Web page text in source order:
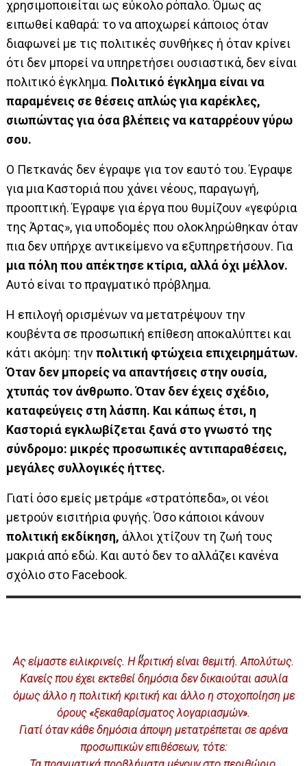
χρησιμοποιείται ως εύκολο ρόπαλο. Όμως ας
ειπωθεί καθαρά: το να αποχωρεί κάποιος όταν
διαφωνεί με τις πολιτικές συνθήκες ή όταν κρίνει
ότι δεν μπορεί να υπηρετήσει ουσιαστικά, δεν είναι
πολιτικό έγκλημα. Πολιτικό έγκλημα είναι να
παραμένεις σε θέσεις απλώς για καρέκλες,
σιωπώντας για όσα βλέπεις να καταρρέουν γύρω
σου.
Ο Πετκανάς δεν έγραψε για τον εαυτό του. Έγραψε
για μια Καστοριά που χάνει νέους, παραγωγή,
προοπτική. Έγραψε για έργα που θυμίζουν «γεφύρια
της Άρτας», για υποδομές που ολοκληρώθηκαν όταν
πια δεν υπήρχε αντικείμενο να εξυπηρετήσουν. Για
μια πόλη που απέκτησε κτίρια, αλλά όχι μέλλον.
Αυτό είναι το πραγματικό πρόβλημα.
Η επιλογή ορισμένων να μετατρέψουν την
κουβέντα σε προσωπική επίθεση αποκαλύπτει και
κάτι ακόμη: τηνπολιτική φτώχεια επιχειρημάτων.
Όταν δεν μπορείς να απαντήσεις στην ουσία,
χτυπάς τον άνθρωπο. Όταν δεν έχεις σχέδιο,
καταφεύγεις στη λάσπη. Και κάπως έτσι, η
Καστοριά εγκλωβίζεται ξανά στο γνωστό της
σύνδρομο: μικρές προσωπικές αντιπαραθέσεις,
μεγάλες συλλογικές ήττες.
Γιατί όσο εμείς μετράμε «στρατόπεδα», οι νέοι
μετρούν εισιτήρια φυγής. Όσο κάποιοι κάνουν
πολιτική εκδίκηση, άλλοι χτίζουν τη ζωή τους
μακριά από εδώ. Και αυτό δεν το αλλάζει κανένα
σχόλιο στο Facebook.
Ας είμαστε ειλικρινείς. Η κριτική είναι θεμιτή. Απολύτως.
Κανείς που έχει εκτεθεί δημόσια δεν δικαιούται ασυλία
όμως άλλο η πολιτική κριτική και άλλο η στοχοποίηση με
όρους «ξεκαθαρίσματος λογαριασμών».
Γιατί όταν κάθε δημόσια άποψη μετατρέπεται σε αρένα
προσωπικών επιθέσεων, τότε: